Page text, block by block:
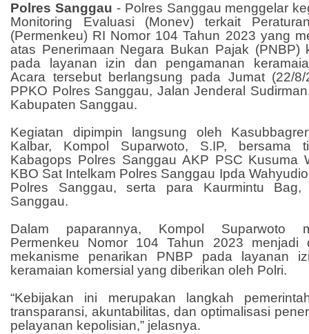
Polres Sanggau - Polres Sanggau menggelar
Monitoring Evaluasi (Monev) terkait
(Permenkeu) RI Nomor 104 Tahun 2023 yang
atas Penerimaan Negara Bukan Pajak (PNBP)
pada layanan izin dan pengamanan
Acara tersebut berlangsung pada Jumat (22/
PPKO Polres Sanggau, Jalan Jenderal
Kabupaten Sanggau.
Kegiatan dipimpin langsung oleh
Kalbar, Kompol Suparwoto, S.IP, bersama
Kabagops Polres Sanggau AKP PSC Kusuma
KBO Sat Intelkam Polres Sanggau Ipda
Polres Sanggau, serta para Kaurmintu
Sanggau.
Dalam paparannya, Kompol Suparwoto
Permenkeu Nomor 104 Tahun 2023 menjadi
mekanisme penarikan PNBP pada layanan
keramaian komersial yang diberikan oleh Polri.
“Kebijakan ini merupakan langkah
transparansi, akuntabilitas, dan optimalisasi
pelayanan kepolisian,” jelasnya.